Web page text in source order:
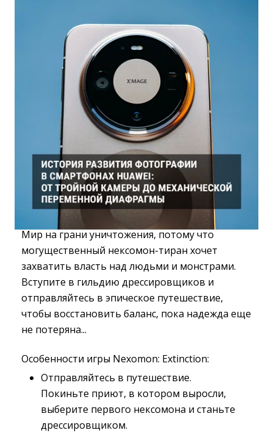
Мир на грани уничтожения, потому что
могущественный нексомон-тиран хочет
захватить власть над людьми и монстрами.
Вступите в гильдию дрессировщиков и
отправляйтесь в эпическое путешествие,
чтобы восстановить баланс, пока надежда еще
не потеряна...
Особенности игры Nexomon: Extinction:
Отправляйтесь в путешествие.
Покиньте приют, в котором выросли,
выберите первого нексомона и станьте
дрессировщиком.